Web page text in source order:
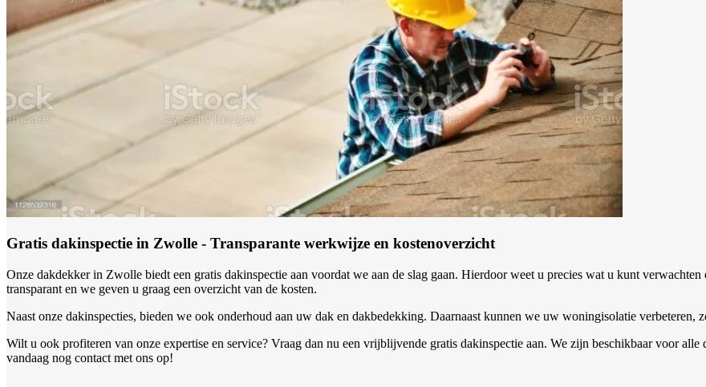
Gratis dakinspectie in Zwolle - Transparante werkwijze en kostenoverzicht
Onze dakdekker in Zwolle biedt een gratis dakinspectie aan voordat we aan de slag gaan. Hierdoor weet u precies wat u kunt
transparant en we geven u graag een overzicht van de kosten.
Naast onze dakinspecties, bieden we ook onderhoud aan uw dak en dakbedekking. Daarnaast kunnen we uw woningisolatie verbeteren,
Wilt u ook profiteren van onze expertise en service? Vraag dan nu een vrijblijvende gratis dakinspectie aan. We zijn beschikbaar voor
vandaag nog contact met ons op!